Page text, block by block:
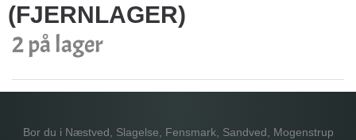
(FJERNLAGER)
2 på lager
Bor du i Næstved, Slagelse, Fensmark, Sandved, Mogenstrup